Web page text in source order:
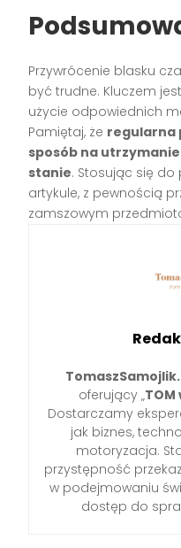
Przywrócenie blasku
być trudne. Kluczem
użycie odpowiednich
Pamiętaj, że regularna
sposób na
stanie. Stosując się
artykule, z pewnością
zamszowym
oferujący „
Dostarczamy
jak biznes,
motoryzacja.
przystępność
w podejmowaniu
dostęp do